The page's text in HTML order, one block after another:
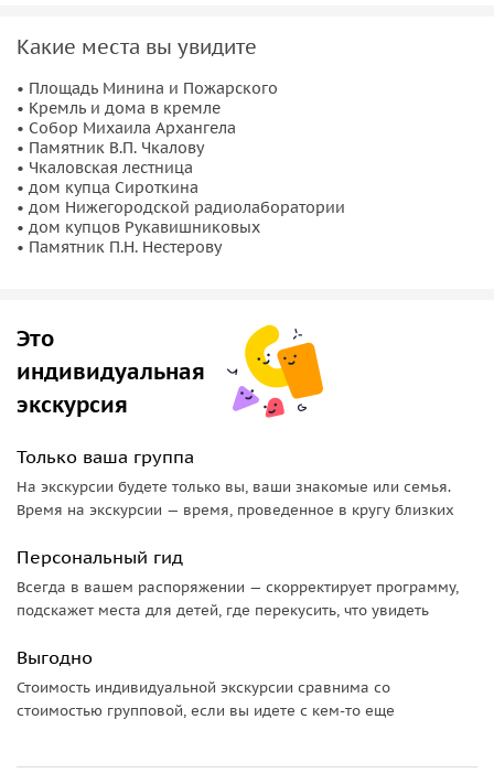
Какие места вы увидите
• Площадь Минина и Пожарского
• Кремль и дома в кремле
• Собор Михаила Архангела
• Памятник В.П. Чкалову
• Чкаловская лестница
• дом купца Сироткина
• дом Нижегородской радиолаборатории
• дом купцов Рукавишниковых
• Памятник П.Н. Нестерову
Это
индивидуальная
экскурсия
Только ваша группа
На экскурсии будете только вы, ваши знакомые или семья.
Время на экскурсии — время, проведенное в кругу близких
Персональный гид
Всегда в вашем распоряжении — скорректирует программу,
подскажет места для детей, где перекусить, что увидеть
Выгодно
Стоимость индивидуальной экскурсии сравнима со
стоимостью групповой, если вы идете с кем-то еще